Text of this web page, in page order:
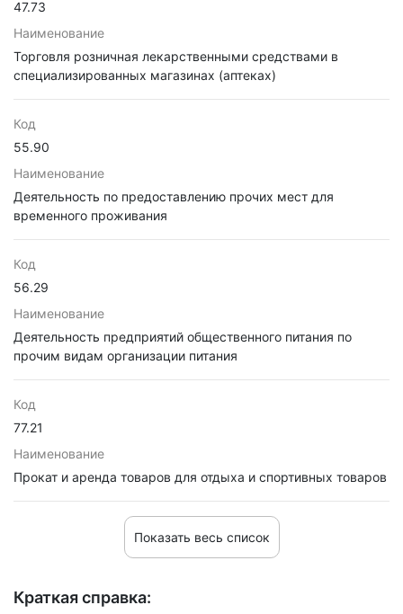
47.73
Наименование
Торговля розничная лекарственными средствами в
специализированных магазинах (аптеках)
Код
55.90
Наименование
Деятельность по предоставлению прочих мест для
временного проживания
Код
56.29
Наименование
Деятельность предприятий общественного питания по
прочим видам организации питания
Код
77.21
Наименование
Прокат и аренда товаров для отдыха и спортивных товаров
Показать весь список
Краткая справка: